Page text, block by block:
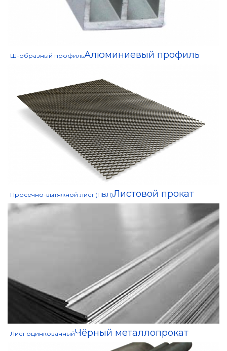
Ш-образный профильАлюминиевый профиль
Просечно-вытяжной лист (ПВЛ)Листовой прокат
Лист оцинкованныйЧёрный металлопрокат